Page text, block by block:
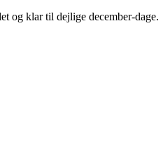
og klar til dejlige december-dage.